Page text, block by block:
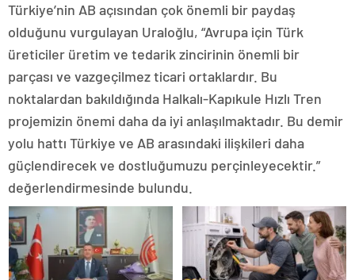
Türkiye’nin AB açısından çok önemli bir paydaş
olduğunu vurgulayan Uraloğlu, “Avrupa için Türk
üreticiler üretim ve tedarik zincirinin önemli bir
parçası ve vazgeçilmez ticari ortaklardır. Bu
noktalardan bakıldığında Halkalı-Kapıkule Hızlı Tren
projemizin önemi daha da iyi anlaşılmaktadır. Bu demir
yolu hattı Türkiye ve AB arasındaki ilişkileri daha
güçlendirecek ve dostluğumuzu perçinleyecektir.”
değerlendirmesinde bulundu.